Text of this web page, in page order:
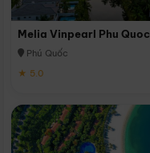
Melia Vinpearl Phu Quoc
Phú Quốc
★ 5.0